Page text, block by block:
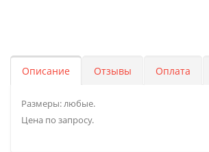
Описание Отзывы Оплата
Размеры: любые.
Цена по запросу.